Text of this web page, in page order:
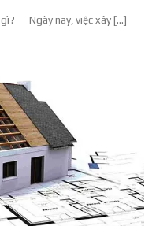
Ngày nay, việc xây [...]